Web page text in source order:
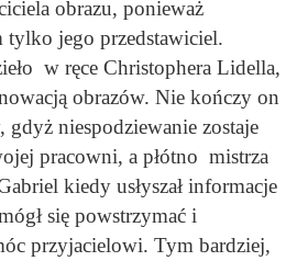
obrazu, ponieważ
tylko jego przedstawiciel.
w ręce Christophera Lidella,
obrazów. Nie kończy on
gdyż niespodziewanie zostaje
pracowni, a płótno mistrza
kiedy usłyszał informacje
się powstrzymać i
przyjacielowi. Tym bardziej,